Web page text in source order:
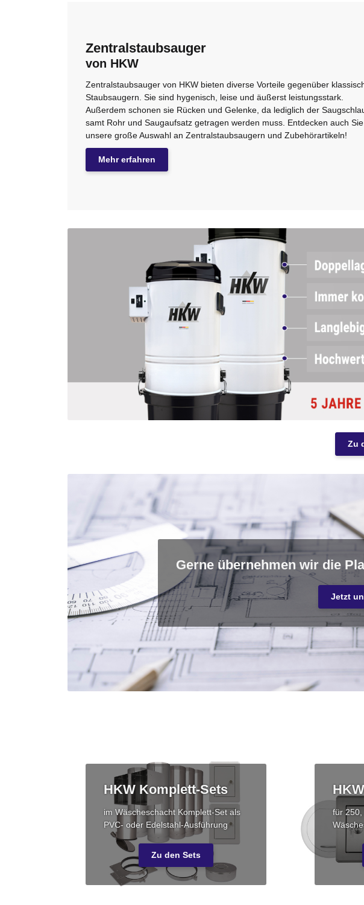
Zentralstaubsauger
von HKW
Zentralstaubsauger von HKW bieten diverse Vorteile gegenüber
Staubsaugern. Sie sind hygenisch, leise und äußerst leistungsstark.
Außerdem schonen sie Rücken und Gelenke, da lediglich der
samt Rohr und Saugaufsatz getragen werden muss. Entdecken auch Sie
unsere große Auswahl an Zentralstaubsaugern und Zubehörartikeln!
Mehr erfahren
Zu
Gerne übernehmen wir die
Jetzt
HKW Komplett-Sets
im Wäscheschacht Komplett-Set als
PVC- oder Edelstahl-Ausführung
Zu den Sets
für 250,